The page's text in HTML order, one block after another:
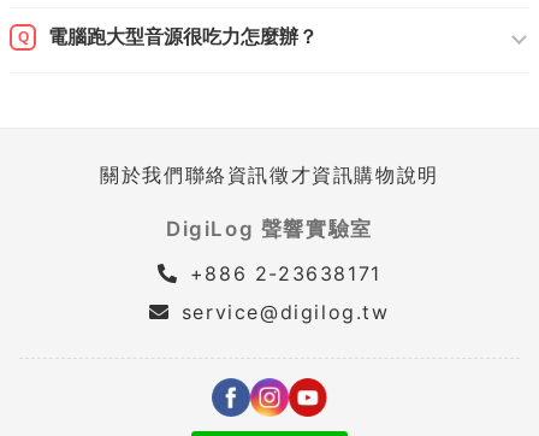
Q 電腦跑大型音源很吃力怎麼辦？
關於我們聯絡資訊徵才資訊購物說明
DigiLog 聲響實驗室
+886 2-23638171
service@digilog.tw